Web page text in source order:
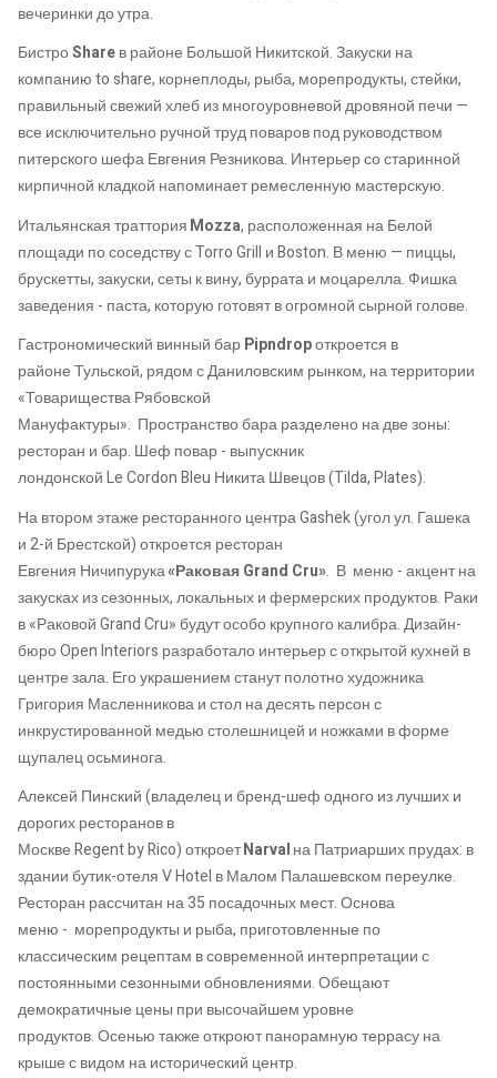
вечеринки до утра.
БистроShareв районе Большой Никитской.Закуски на
компаниюtoshare, корнеплоды, рыба, морепродукты, стейки,
правильный свежий хлеб из многоуровневой дровяной печи —
все исключительно ручной труд поваров под руководством
питерского шефа Евгения Резникова. Интерьер со старинной
кирпичной кладкой напоминает ремесленную мастерскую.
Итальянская тратторияMozza, расположенная на Белой
площади по соседству сTorroGrill иBoston. В меню — пиццы,
брускетты, закуски, сеты к вину,бурратаи моцарелла.Фишка
заведения - паста, которую готовят в огромной сырной голове.
Гастрономический винный барPipndropоткроется в
районеТульской, рядом с Даниловским рынком, на территории
«Товарищества Рябовской
Мануфактуры». Пространствобараразделено на две зоны:
ресторан и бар. Шеф повар - выпускник
лондонскойLeCordonBleu НикитаШвецов (Tilda,Plates).
На втором этаже ресторанного центраGashek(угол ул. Гашека
и 2-й Брестской) откроется ресторан
Евгения Ничипурука«РаковаяGrand Cru». В меню -акцент на
закусках изсезонных, локальных и фермерских продуктов. Раки
в «РаковойGrandCru» будут особо крупного калибра. Дизайн-
бюроOpenInteriors разработало интерьер с открытой кухней в
центре зала. Его украшением станут полотно художника
Григория Масленникова и стол на десять персон с
инкрустированной медью столешницей и ножками в форме
щупалец осьминога.
Алексей Пинский(владелец и бренд-шеф одного из лучших и
дорогих ресторанов в
МосквеRegentbyRico)откроетNarvalнаПатриарших прудах: в
здании бутик-отеля VHotel в Малом Палашевском переулке.
Ресторан рассчитан на35 посадочных мест. Основа
меню - морепродукты и рыба, приготовленные по
классическим рецептам в современной интерпретации с
постоянными сезонными обновлениями. Обещают
демократичные цены при высочайшем уровне
продуктов.Осенью также откроютпанорамную террасу на
крыше с видом на исторический центр.